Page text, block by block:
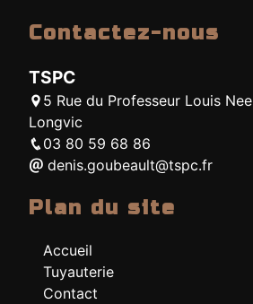
Contactez-nous
TSPC
5 Rue du Professeur Louis
Longvic
03 80 59 68 86
denis.goubeault@tspc.fr
Plan du site
Accueil
Tuyauterie
Contact